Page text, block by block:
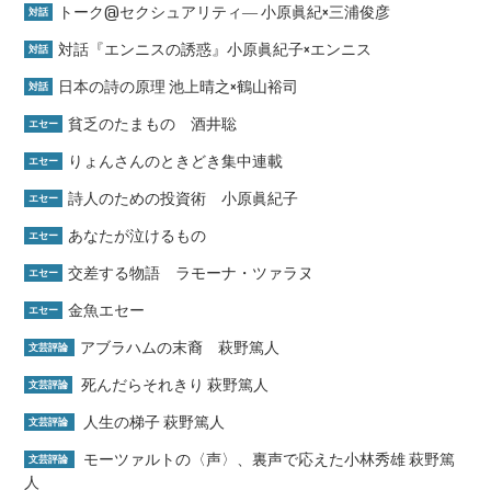
対話 トーク@セクシュアリティ― 小原眞紀×三浦俊彦
対話 対話『エンニスの誘惑』小原眞紀子×エンニス
対話 日本の詩の原理 池上晴之×鶴山裕司
エセー 貧乏のたまもの 酒井聡
エセー りょんさんのときどき集中連載
エセー 詩人のための投資術 小原眞紀子
エセー あなたが泣けるもの
エセー 交差する物語 ラモーナ・ツァラヌ
エセー 金魚エセー
文芸評論 アブラハムの末裔 萩野篤人
文芸評論 死んだらそれきり 萩野篤人
文芸評論 人生の梯子 萩野篤人
文芸評論
モーツァルトの〈声〉、裏声で応えた小林秀雄 萩野篤
人